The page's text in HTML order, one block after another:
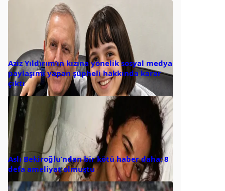
Aziz Yıldırım’ın kızına yönelik sosyal medya
paylaşımı yapan şüpheli hakkında karar
çıktı
Aslı Bekiroğlu’ndan bir kötü haber daha: 8
defa ameliyat olmuştu